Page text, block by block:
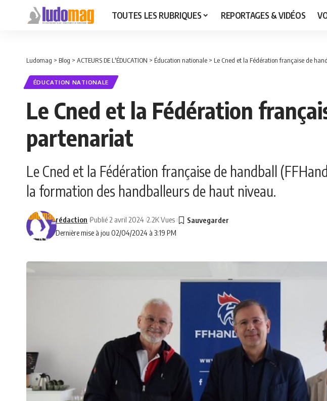
TOUTES LES RUBRIQUES REPORTAGES & VIDÉOS
Ludomag > Blog > ACTEURS DE L'ÉDUCATION > Éducation nationale > Le Cned et la Fédération française de
ÉDUCATION NATIONALE
Le Cned et la Fédération
partenariat
Le Cned et la Fédération française de handball
la formation des handballeurs de haut niveau.
Dernière mise à jou 02/04/2024 à 3:19 PM
rédaction Publié 2 avril 2024 2.2K Vues